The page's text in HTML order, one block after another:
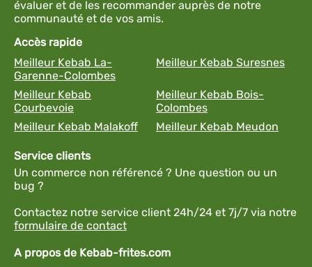
évaluer et de les recommander auprès de notre
communauté et de vos amis.
Accès rapide
Meilleur Kebab La-
Garenne-Colombes
Meilleur Kebab Suresnes
Meilleur Kebab
Courbevoie
Meilleur Kebab Bois-
Colombes
Meilleur Kebab Malakoff
Meilleur Kebab Meudon
Service clients
Un commerce non référencé ? Une question ou un
bug ?
Contactez notre service client 24h/24 et 7j/7 via notre
formulaire de contact
A propos de Kebab-frites.com